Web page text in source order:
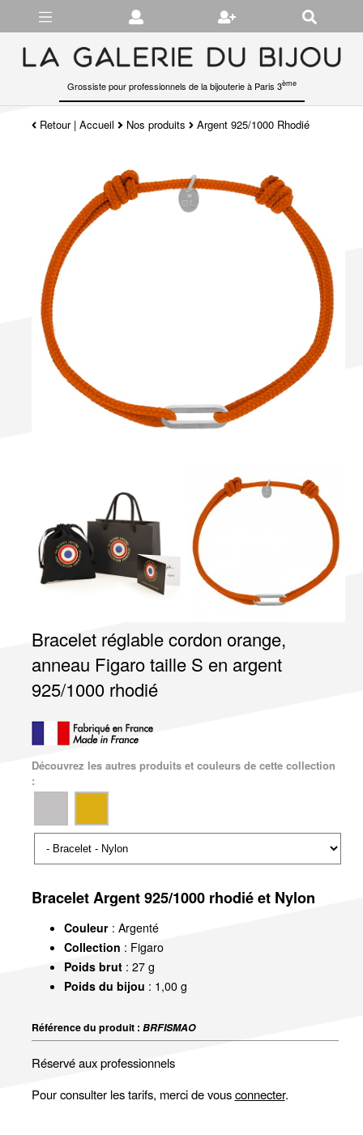
Grossiste pour professionnels de la bijouterie à Paris 3ème
Retour|Accueil Nos produits Argent 925/1000 Rhodié
Bracelet réglable cordon orange,
anneau Figaro taille S en argent
925/1000 rhodié
Découvrez les autres produits et couleurs de cette collection
:
Bracelet Argent 925/1000 rhodié et Nylon
Couleur: Argenté
Collection : Figaro
Poids brut: 27 g
Poids du bijou : 1,00 g
Référence du produit : BRFISMAO
Réservé aux professionnels
Pour consulter les tarifs, merci de vousconnecter.
Gérer les préférences en matière de cookies